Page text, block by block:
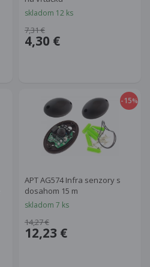
skladom 12 ks
4,30 €
7,31 €
-15%
APT AG574 Infra senzory s
dosahom 15 m
skladom 7 ks
12,23 €
14,27 €